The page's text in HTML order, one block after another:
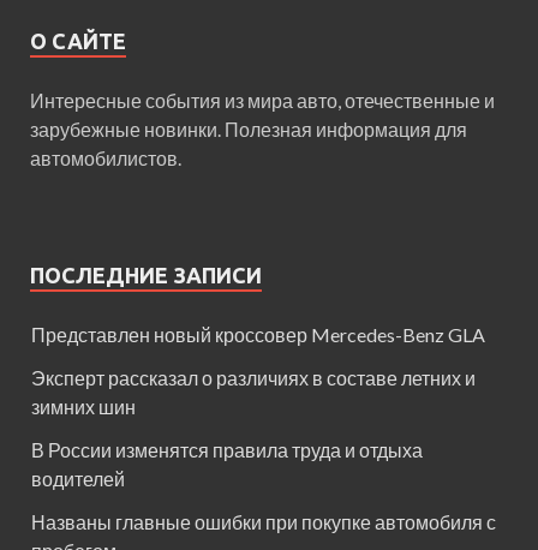
О САЙТЕ
Интересные события из мира авто, отечественные и
зарубежные новинки. Полезная информация для
автомобилистов.
ПОСЛЕДНИЕ ЗАПИСИ
Представлен новый кроссовер Mercedes-Benz GLA
Эксперт рассказал о различиях в составе летних и
зимних шин
В России изменятся правила труда и отдыха
водителей
Названы главные ошибки при покупке автомобиля с